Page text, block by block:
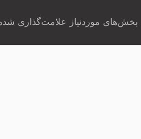
بخش‌های موردنیاز علامت‌گذاری